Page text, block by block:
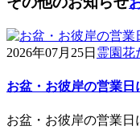
2026年07月25日 霊園花
お盆・お彼岸の営業日
お盆・お彼岸の営業